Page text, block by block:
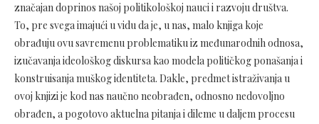
značajan doprinos našoj politikološkoj nauci i razvoju društva.
To, pre svega imajući u vidu da je, u nas, malo knjiga koje
obrađuju ovu savremenu problematiku iz međunarodnih odnosa,
izučavanja ideološkog diskursa kao modela političkog ponašanja i
konstruisanja muškog identiteta. Dakle, predmet istraživanja u
ovoj knjizi je kod nas naučno neobrađen, odnosno nedovoljno
obrađen, a pogotovo aktuelna pitanja i dileme u daljem procesu